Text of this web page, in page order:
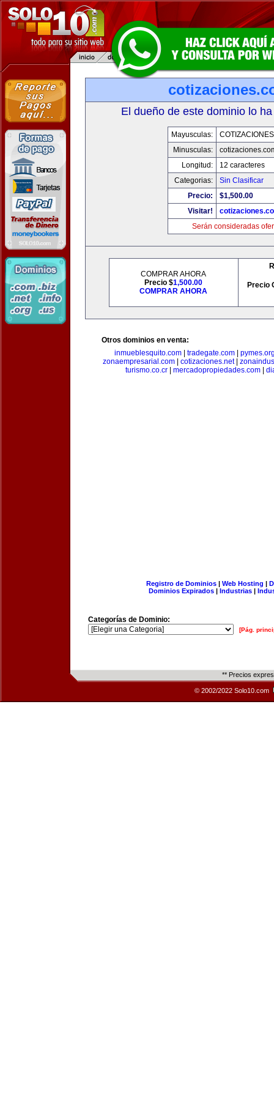
El dueño de este dominio lo
Mayusculas:
Minusculas:
Longitud:
12 caracteres
Categorias:
Sin Clasificar
Precio:
$1,500.00
Visitar!
Serán consideradas
COMPRAR AHORA
Precio $1,500.00
COMPRAR AHORA
Precio
Otros dominios en venta:
inmueblesquito.com
tradegate.com
zonaempresarial.com| cotizaciones.net|
turismo.co.cr| mercadopropiedades.com|
Registro de Dominios| Web Hosting |
Dominios Expirados | Industrias |
Categorías de Dominio:
[Pág.
** Precios
© 2002/2022 Solo10.com